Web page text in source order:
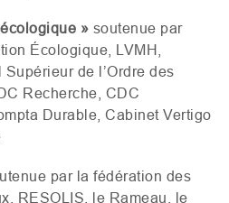
» soutenue par
Écologique, LVMH
de l’Ordre des
Recherche, CDC
Durable, Cabinet Vertigo
par la fédération des
RESOLIS , le Rameau, le